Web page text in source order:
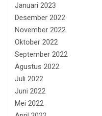
Januari 2023
Desember 2022
November 2022
Oktober 2022
September 2022
Agustus 2022
Juli 2022
Juni 2022
Mei 2022